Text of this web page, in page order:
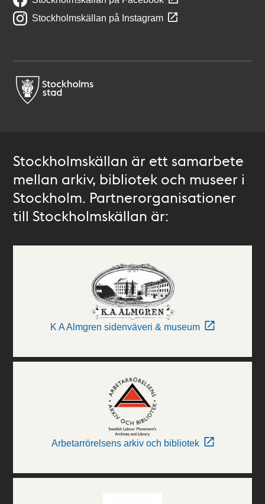
Stockholmskällan på Instagram
Stockholmskällan är ett samarbete
mellan arkiv, bibliotek och museer i
Stockholm. Partnerorganisationer
till Stockholmskällan är:
K A Almgren sidenväveri & museum
Arbetarrörelsens arkiv och bibliotek